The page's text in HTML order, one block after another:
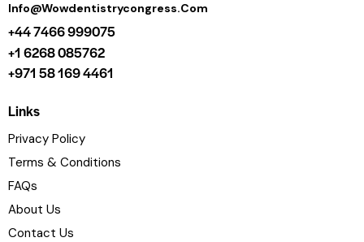
Info@wowdentistrycongress.com
+44 7466 999075
+1 6268 085762
+971 58 169 4461
Links
Privacy Policy
Terms & Conditions
FAQs
About Us
Contact Us